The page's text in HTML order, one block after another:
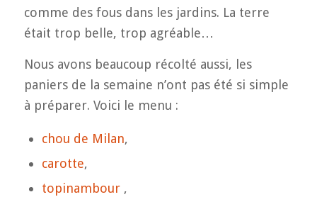
comme des fous dans les jardins. La terre
était trop belle, trop agréable…
Nous avons beaucoup récolté aussi, les
paniers de la semaine n’ont pas été si simple
à préparer. Voici le menu :
chou de Milan,
carotte,
topinambour ,